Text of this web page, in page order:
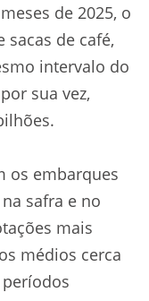
de 2025, o
de café,
intervalo do
sua vez,
os embarques
safra e no
mais
médios cerca